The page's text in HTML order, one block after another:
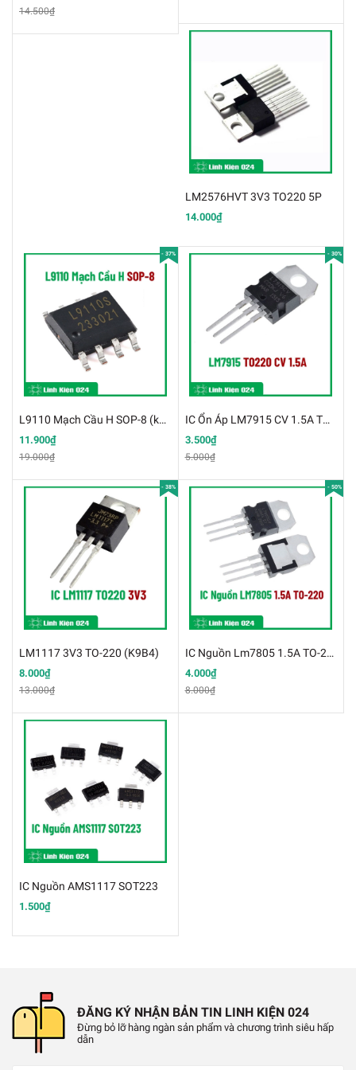
14.500₫
LM2576HVT 3V3 TO220 5P
14.000₫
- 37%
L9110 Mạch Cầu H SOP-8 (k9e17)
11.900₫
19.000₫
- 30%
IC Ổn Áp LM7915 CV 1.5A TO220 (K9C8-2)
3.500₫
5.000₫
- 38%
LM1117 3V3 TO-220 (K9B4)
8.000₫
13.000₫
- 50%
IC Nguồn Lm7805 1.5A TO-220 (K9B5)
4.000₫
8.000₫
IC Nguồn AMS1117 SOT223
1.500₫
ĐĂNG KÝ NHẬN BẢN TIN LINH KIỆN 024
Đừng bỏ lỡ hàng ngàn sản phẩm và chương trình siêu hấp
dẫn